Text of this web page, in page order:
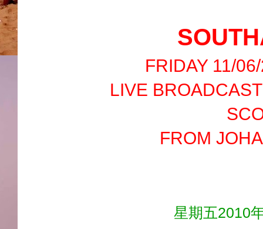
FRIDAY 11/
LIVE
FROM
星期五2010